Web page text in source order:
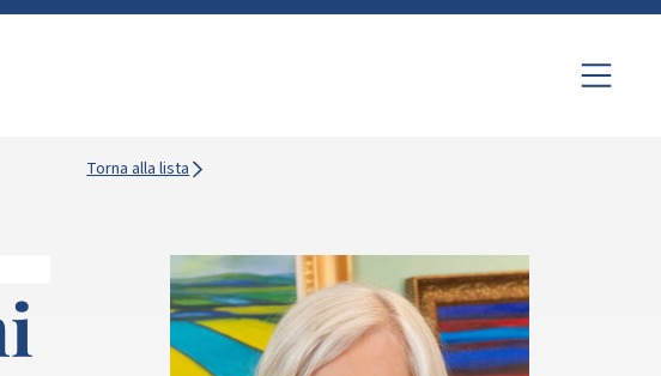
Torna alla lista